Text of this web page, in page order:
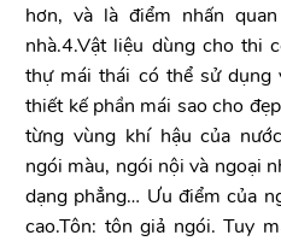
hơn, và là điểm nhấn
nhà.4.Vật liệu dùng cho thi
thự mái thái có thể sử dụng
thiết kế phần mái sao cho
từng vùng khí hậu của
ngói màu, ngói nội và ngoại
dạng phẳng… Ưu điểm của
cao.Tôn: tôn giả ngói. Tuy